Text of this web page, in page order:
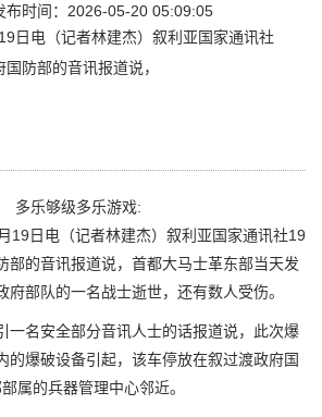
时间：2026-05-20 05:09:05
日电（记者林建杰）叙利亚国家通讯社
防部的音讯报道说，
多乐够级多乐游戏:
日电（记者林建杰）叙利亚国家通讯社19
部的音讯报道说，首都大马士革东部当天发
府部队的一名战士逝世，还有数人受伤。
名安全部分音讯人士的话报道说，此次爆
的爆破设备引起，该车停放在叙过渡政府国
属的兵器管理中心邻近。